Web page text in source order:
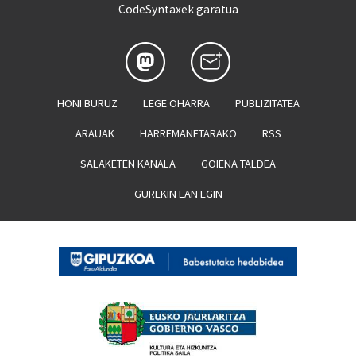
CodeSyntaxek garatua
HONI BURUZ LEGE OHARRA PUBLIZITATEA
ARAUAK HARREMANETARAKO RSS
SALAKETEN KANALA GOIENA TALDEA
GUREKIN LAN EGIN